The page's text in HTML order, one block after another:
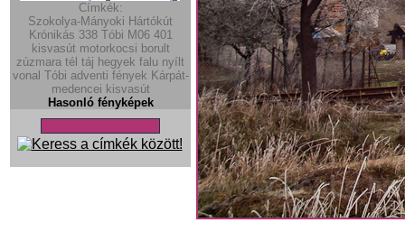
Címkék:
Szokolya-Mányoki Hártókút
Krónikás 338 Tóbi M06 401
kisvasút motorkocsi borult
zúzmara tél táj hegyek falu nyílt
vonal Tóbi adventi fények Kárpát-
medencei kisvasút
Hasonló fényképek